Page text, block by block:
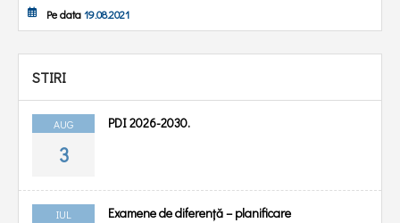
Pe data19.08.2021
STIRI
AUG
3
PDI 2026-2030.
IUL Examene de diferență – planificare